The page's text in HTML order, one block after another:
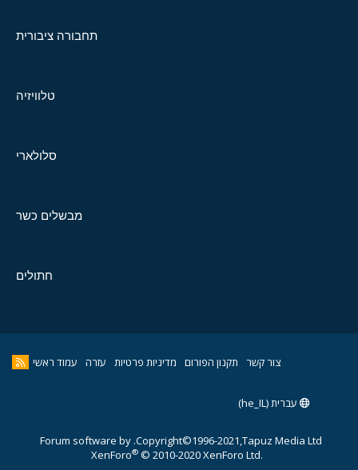
תחבורה ציבורית
טלוויזיה
סלולארי
מבשלים כשר
חתולים
צור קשר תקנון הפורום מדיניות פרטיות עזרה עמוד ראשי
עברית (he_IL)
Copyright©1996-2021,Tapuz Media Ltd.
Forum software by
XenForo® © 2010-2020 XenForo Ltd.